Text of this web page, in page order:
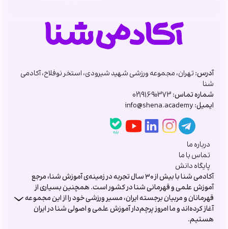
آدرس:تهران، مجموعه ورزشی شهید شیرودی، استخر نوفلاح، آکادمی
شنا
شماره تماس:02191690373
ایمیل:info@shena.academy
درباره ما
تماس با ما
پایگاه دانش
آکادمی شنا با بیش از ۳۰ سال تجربه در زمینه‌ی آموزش شنا، مرجع
آموزش علمی و قهرمانی شنا در کشور است. همچنین بسیاری از
قهرمانان و مربیان برجسته ایران، مسیر ورزشی خود را از این مجموعه
آغاز کرده‌اند و ما امروز پرچم‌دار آموزش علمی و اصولی شنا در ایران
هستیم.